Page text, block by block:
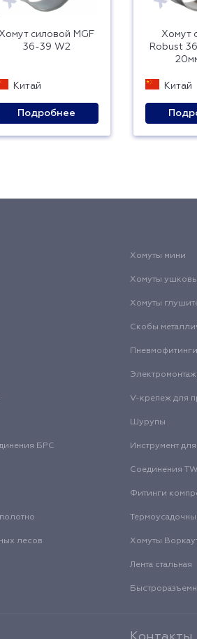
силовой MGF
36-39 W2
Китай
Подробнее
Хомут
Robust
Китай
Хомуты мини
Хомуты
Хомуты
Скобы
Пневмофитинги
V-крепеж для
Шурупы
БРС Инструмент
Соединения
Фитинги
лесов Хомуты
Лента стальная